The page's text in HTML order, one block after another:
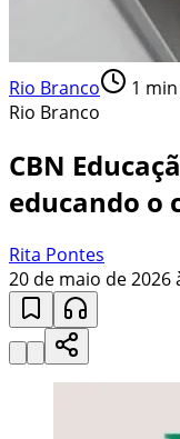
Rio Branco 1
Rio Branco
CBN
educando o
Rita Pontes
20 de maio de 2026